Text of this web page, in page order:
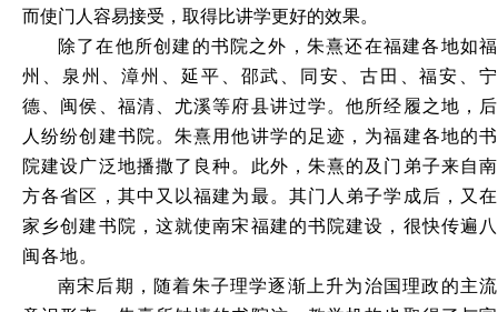
而使门人容易接受，取得比讲学更好的效果。
除了在他所创建的书院之外，朱熹还在福建各地如福
州、泉州、漳州、延平、邵武、同安、古田、福安、宁
德、闽侯、福清、尤溪等府县讲过学。他所经履之地，后
人纷纷创建书院。朱熹用他讲学的足迹，为福建各地的书
院建设广泛地播撒了良种。此外，朱熹的及门弟子来自南
方各省区，其中又以福建为最。其门人弟子学成后，又在
家乡创建书院，这就使南宋福建的书院建设，很快传遍八
闽各地。
南宋后期，随着朱子理学逐渐上升为治国理政的主流